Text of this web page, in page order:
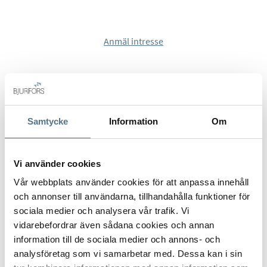
Samtycke Information Om
Vi använder cookies
Vår webbplats använder cookies för att anpassa innehåll
och annonser till användarna, tillhandahålla funktioner för
sociala medier och analysera vår trafik. Vi
vidarebefordrar även sådana cookies och annan
information till de sociala medier och annons- och
analysföretag som vi samarbetar med. Dessa kan i sin
Sea Views kommer att lägenheter med två sovrum, alla med
högkvalitativa material utmärker de sig för funktionell
planlösning, stora fönster och öppna ytor som maximerar
naturligt ljus. Fullt utrustade kök med vitvaror, samt
Det finns möjlighet att välja ytbehandlingar och personifiera
ditt hem.. Vi erbjuder även inredningstjänster.
- Bottenplan från 197 000 €
- Takvåningar med stora terrasser från 310 000 €
- Bottenplan med stora privata trädgårdar från 293 000 €
Gemensamma utrymmen inkluderar:
Anmäl intresse
ALLA BILDER (21)